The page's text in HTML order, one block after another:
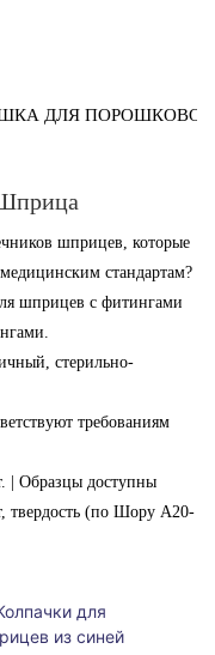
ДЛЯ ПОРОШКОВОЙ
шприцев, которые
стандартам?
шприцев с фитингами
стерильно-
требованиям
| Образцы доступны
твердость (по Шору А20-